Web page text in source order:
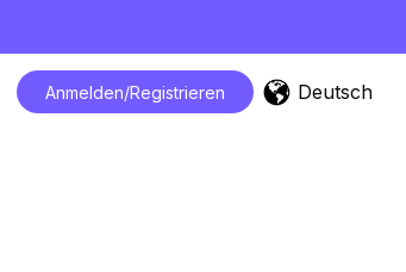
Anmelden/Registrieren Deutsch